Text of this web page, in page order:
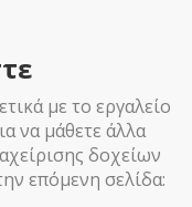
με το εργαλείο
να μάθετε άλλα
δοχείων
επόμενη σελίδα: